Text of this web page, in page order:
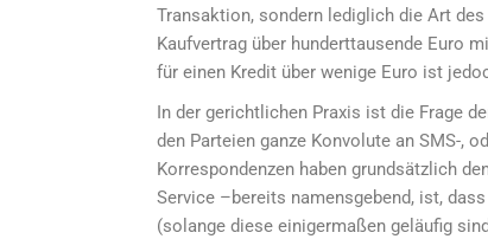
Transaktion, sondern lediglich die Art
Kaufvertrag über hunderttausende Euro
für einen Kredit über wenige Euro ist
In der gerichtlichen Praxis ist die Frage
den Parteien ganze Konvolute an SMS-,
Korrespondenzen haben grundsätzlich
Service –bereits namensgebend, ist,
(solange diese einigermaßen geläufig